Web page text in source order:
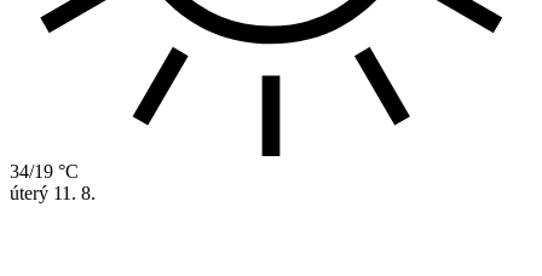
34/19 °C
úterý 11. 8.